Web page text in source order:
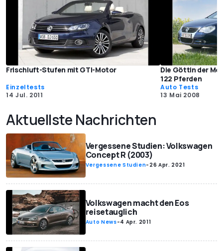
Frischluft-Stufen mit GTI-Motor
Einzeltests
14 Jul. 2011
Die Göttin der
122 Pferden
Auto Tests
13 Mai 2008
Aktuellste Nachrichten
Vergessene Studien: Volkswagen
Concept R (2003)
Vergessene Studien- 26 Apr. 2021
Volkswagen macht den Eos
reisetauglich
Auto News-4 Apr. 2011